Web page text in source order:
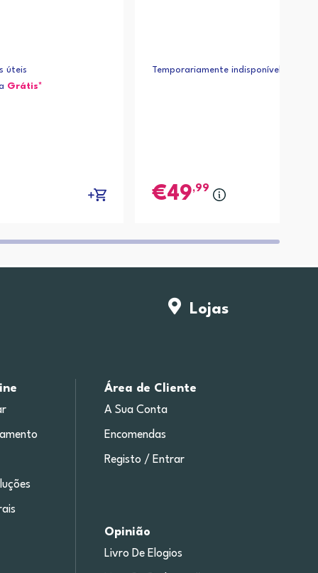
úteis
Grátis*
Temporariamente indisponível
49,99
Lojas
Área de Cliente
A Sua Conta
Encomendas
Registo / Entrar
Opinião
Livro De Elogios